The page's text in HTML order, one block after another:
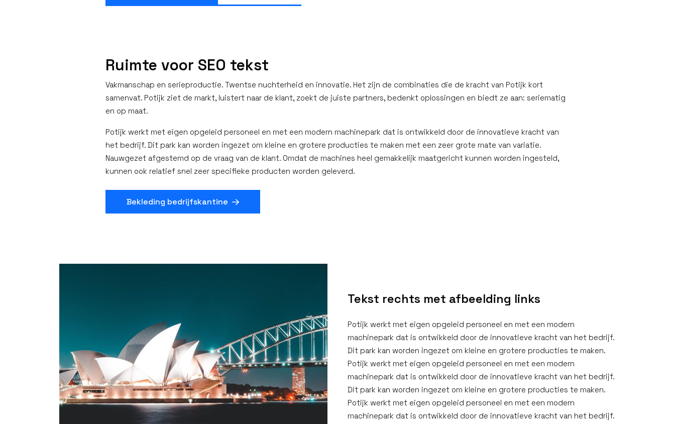
Ruimte voor SEO tekst
Vakmanschap en serieproductie. Twentse nuchterheid en innovatie. Het zijn de combinaties die de kracht van Potijk kort
samenvat. Potijk ziet de markt, luistert naar de klant, zoekt de juiste partners, bedenkt oplossingen en biedt ze aan: seriematig
en op maat.
Potijk werkt met eigen opgeleid personeel en met een modern machinepark dat is ontwikkeld door de innovatieve kracht van
het bedrijf. Dit park kan worden ingezet om kleine en grotere producties te maken met een zeer grote mate van variatie.
Nauwgezet afgestemd op de vraag van de klant. Omdat de machines heel gemakkelijk maatgericht kunnen worden ingesteld,
kunnen ook relatief snel zeer specifieke producten worden geleverd.
Bekleding bedrijfskantine
Tekst rechts met afbeelding links
Potijk werkt met eigen opgeleid personeel en met een modern
machinepark dat is ontwikkeld door de innovatieve kracht van het bedrijf.
Dit park kan worden ingezet om kleine en grotere producties te maken.
Potijk werkt met eigen opgeleid personeel en met een modern
machinepark dat is ontwikkeld door de innovatieve kracht van het bedrijf.
Dit park kan worden ingezet om kleine en grotere producties te maken.
Potijk werkt met eigen opgeleid personeel en met een modern
machinepark dat is ontwikkeld door de innovatieve kracht van het bedrijf.